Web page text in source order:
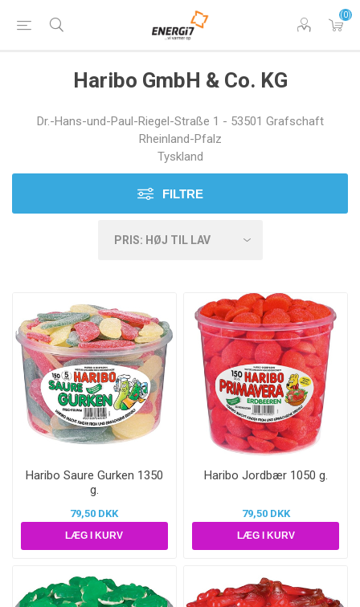
(0)
Haribo GmbH & Co. KG
Dr.-Hans-und-Paul-Riegel-Straße 1 - 53501 Grafschaft
Rheinland-Pfalz
Tyskland
FILTRE
Haribo Saure Gurken 1350
g.
79,50 DKK
Haribo Jordbær 1050 g.
79,50 DKK